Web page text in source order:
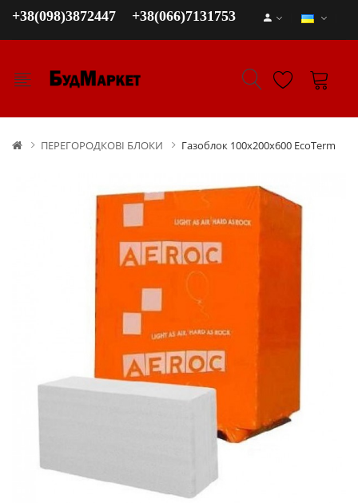
+38(098)3872447 +38(066)7131753
ПЕРЕГОРОДКОВІ БЛОКИ Газоблок 100х200х600 EcoTerm